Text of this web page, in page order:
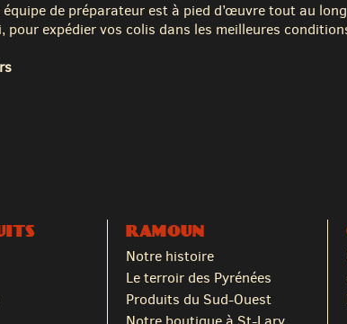
de préparateur est à pied d’œuvre tout au
pour expédier vos colis dans les meilleures
RAMOUN
Notre histoire
Le terroir des Pyrénées
Produits du Sud-Ouest